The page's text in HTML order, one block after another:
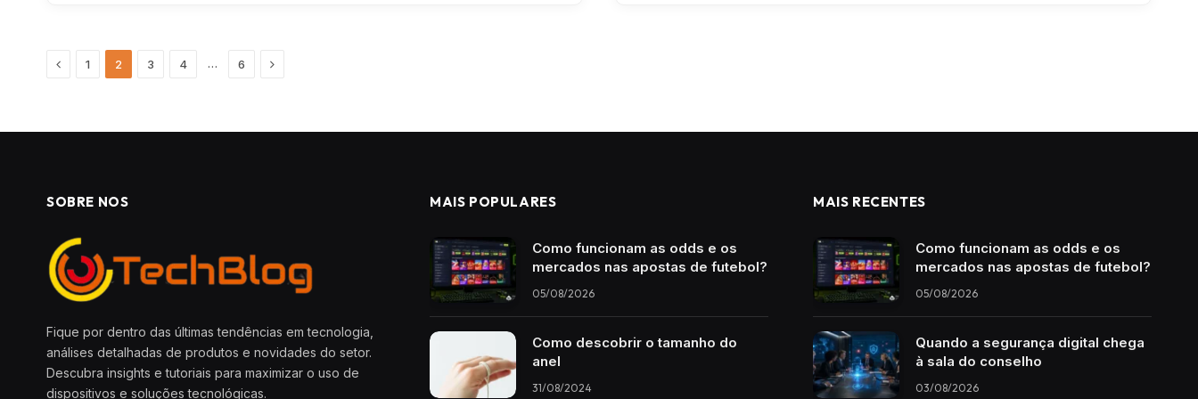
Previous
1 2 3 4 … 6 Next
SOBRE NOS
Fique por dentro das últimas tendências em tecnologia,
análises detalhadas de produtos e novidades do setor.
Descubra insights e tutoriais para maximizar o uso de
dispositivos e soluções tecnológicas.
MAIS POPULARES
Como funcionam as odds e os
mercados nas apostas de futebol?
05/08/2026
Como descobrir o tamanho do
anel
31/08/2024
MAIS RECENTES
Como funcionam as odds e os
mercados nas apostas de futebol?
05/08/2026
Quando a segurança digital chega
à sala do conselho
03/08/2026